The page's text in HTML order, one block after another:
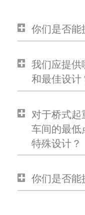
你们是否能
我们应提
和最佳设计
对于桥式
车间的最低
特殊设计？
你们是否能